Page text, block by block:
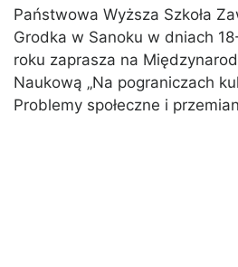
Państwowa Wyższa Szkoła
Grodka w Sanoku w dniach
roku zaprasza na
Naukową „Na pograniczach
Problemy społeczne i